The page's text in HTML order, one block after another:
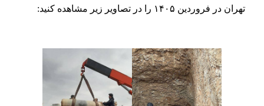
تهران در فروردین ۱۴۰۵ را در تصاویر زیر مشاهده ‌کنید: